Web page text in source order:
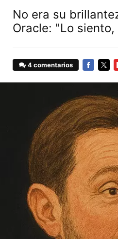
No era su
Oracle: "Lo
4 comentarios